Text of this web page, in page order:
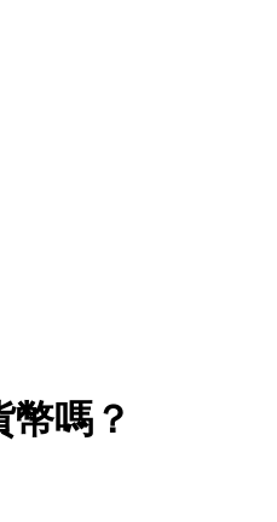
幣嗎？